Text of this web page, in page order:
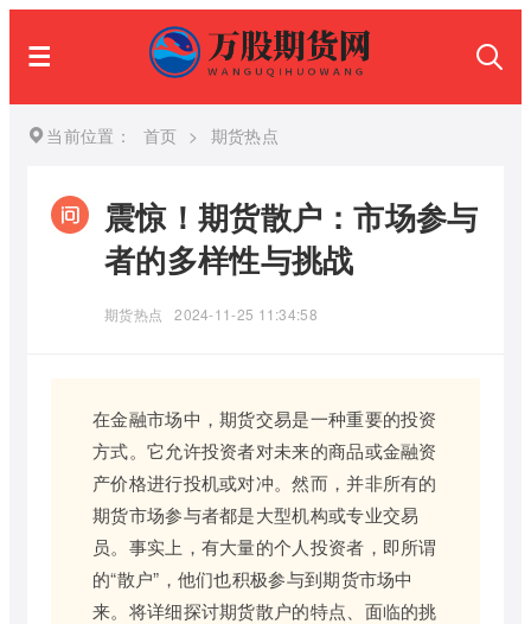
当前位置： 首页 > 期货热点
震惊！期货散户：市场参与
者的多样性与挑战
期货热点 2024-11-25 11:34:58
在金融市场中，期货交易是一种重要的投资
方式。它允许投资者对未来的商品或金融资
产价格进行投机或对冲。然而，并非所有的
期货市场参与者都是大型机构或专业交易
员。事实上，有大量的个人投资者，即所谓
的“散户”，他们也积极参与到期货市场中
来。将详细探讨期货散户的特点、面临的挑